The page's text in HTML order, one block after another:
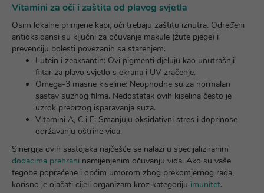
Vitamini za oči i zaštita od plavog svjetla
Osim lokalne primjene kapi, oči trebaju zaštitu iznutra. Određeni
antioksidansi su ključni za očuvanje makule (žute pjege) i
prevenciju bolesti povezanih sa starenjem.
Lutein i zeaksantin: Ovi pigmenti djeluju kao unutrašnji
filtar za plavo svjetlo s ekrana i UV zračenje.
Omega-3 masne kiseline: Neophodne su za normalan
sastav suznog filma. Nedostatak ovih kiselina često je
uzrok prebrzog isparavanja suza.
Vitamini A, C i E: Smanjuju oksidativni stres i doprinose
održavanju oštrine vida.
Sinergija ovih sastojaka najčešće se nalazi u specijaliziranim
dodacima prehrani namijenjenim očuvanju vida. Ako su vaše
tegobe popraćene i općim umorom zbog prekomjernog rada,
korisno je ojačati cijeli organizam kroz kategoriju imunitet.